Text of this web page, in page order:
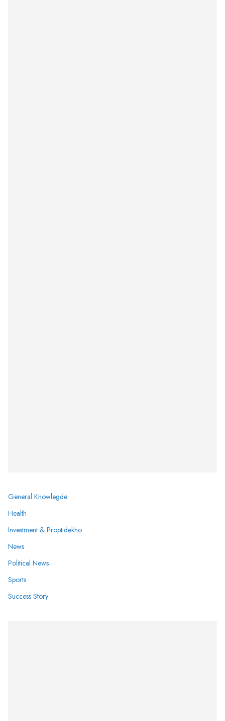
General Knowlegde
Health
Investment & Proptidekho
News
Political News
Sports
Success Story